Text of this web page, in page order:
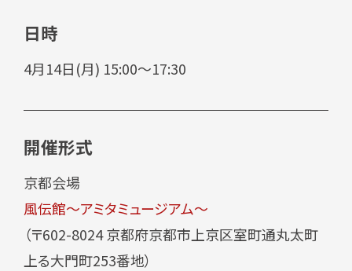
日時
4月14日(月) 15:00～17:30
開催形式
京都会場
風伝館～アミタミュージアム～
（〒602-8024 京都府京都市上京区室町通丸太町
上る大門町253番地）